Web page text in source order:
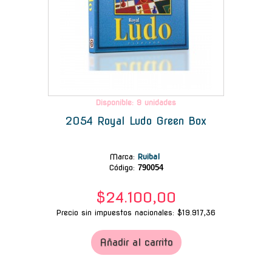
Disponible: 9 unidades
2054 Royal Ludo Green Box
Marca: Ruibal
Código: 790054
$24.100,00
Precio sin impuestos nacionales: $19.917,36
Añadir al carrito